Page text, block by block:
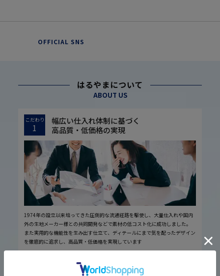
OFFICIAL SNS
はるやまについて
ABOUT US
こだわり
1
幅広い仕入れ体制に基づく
高品質・低価格の実現
1974年の設立以来培ってきた圧倒的な流通経路を駆使し、大量仕入れや国内
外の生地メーカー様との共同開発などで素材の低コスト化に成功しました。
また実用的な機能性を生み出す仕立て、ディテールにまで気を配ったデザイン
を徹底的に追求し、高品質・低価格を実現しています
厳しい品質管理体制に基づく